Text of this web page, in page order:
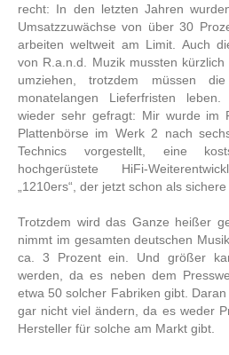
recht: In den letzten Jahren
Umsatzzuwächse von über 30
arbeiten weltweit am Limit. Auch
von R.a.n.d. Muzik mussten
umziehen, trotzdem müssen
monatelangen Lieferfristen
wieder sehr gefragt: Mir wurde im
Plattenbörse im Werk 2 nach
Technics vorgestellt, eine
hochgerüstete HiFi-
„1210ers“, der jetzt schon als
Trotzdem wird das Ganze heißer
nimmt im gesamten deutschen
ca. 3 Prozent ein. Und größer
werden, da es neben dem
etwa 50 solcher Fabriken gibt.
gar nicht viel ändern, da es weder
Hersteller für solche am Markt gibt.